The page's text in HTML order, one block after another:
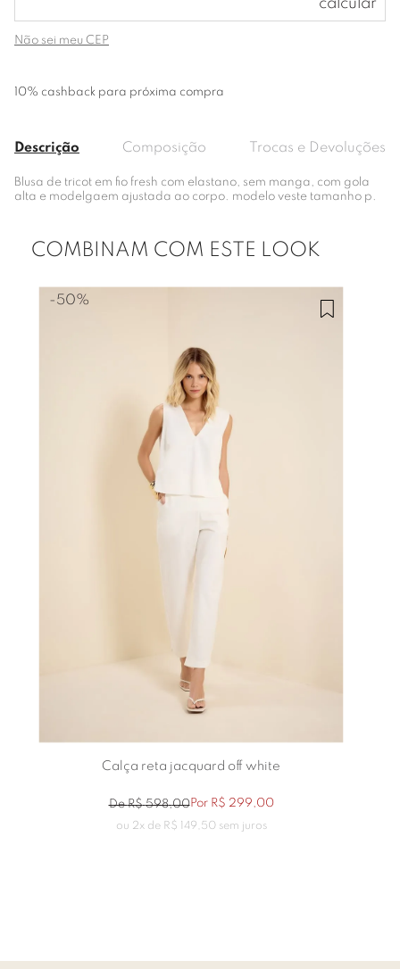
Não sei meu CEP
10% cashback para próxima compra
Descrição Composição Trocas e Devoluções
Blusa de tricot em fio fresh com elastano, sem manga, com gola
alta e modelgaem ajustada ao corpo. modelo veste tamanho p.
COMBINAM COM ESTE LOOK
-50%
Calça reta jacquard off white
DeR$ 598,00Por R$ 299,00
ou 2x de R$ 149 50sem juros